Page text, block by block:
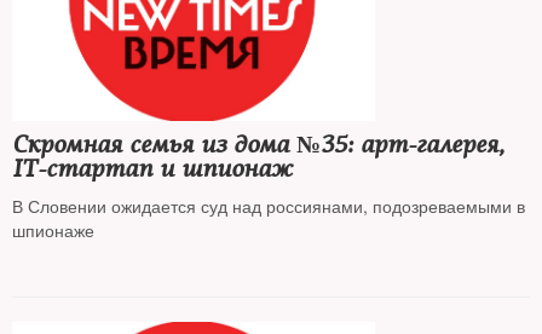
Скромная семья из дома №35: арт-галерея,
IT-стартап и шпионаж
В Словении ожидается суд над россиянами, подозреваемыми в
шпионаже